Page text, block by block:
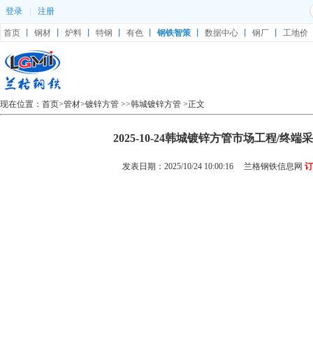
登录 注册
首页 钢材 炉料 特钢 有色 钢铁智策 数据中心 钢厂 工地价
现在位置： 首页>管材>镀锌方管 >>韩城镀锌方管 >正文
2025-10-24韩城镀锌方管市场工程/终端
发表日期：2025/10/24 10:00:16 兰格钢铁信息网